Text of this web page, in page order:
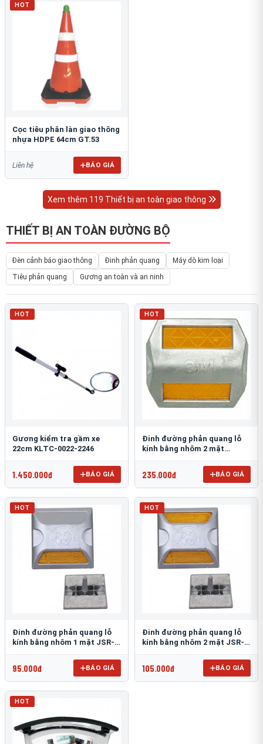
HOT
Cọc tiêu phân làn giao thông
nhựa HDPE 64cm GT.53
Liên hệ BÁO GIÁ
Xem thêm 119 Thiết bị an toàn giao thông
THIẾT BỊ AN TOÀN ĐƯỜNG BỘ
Đèn cảnh báo giao thông Đinh phản quang
Máy dò kim loại
Tiêu phản quang
Gương an toàn và an ninh
HOT
Gương kiểm tra gầm xe
22cm KLTC-0022-2246
1.450.000đ BÁO GIÁ
HOT
Đinh đường phản quang lỗ
kính bằng nhôm 2 mặt
235.000đ BÁO GIÁ
HOT
Đinh đường phản quang lỗ
kính bằng nhôm 1 mặt JSR-
95.000đ BÁO GIÁ
HOT
Đinh đường phản quang lỗ
kính bằng nhôm 2 mặt JSR-
105.000đ BÁO GIÁ
HOT